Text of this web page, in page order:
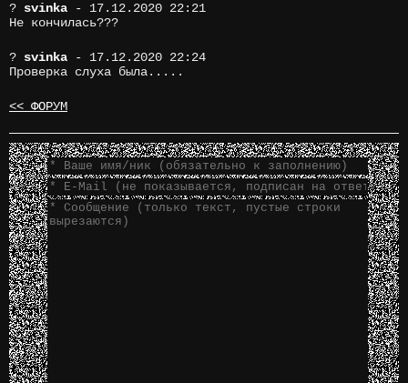
? svinka - 17.12.2020 22:21
Не кончилась???
? svinka - 17.12.2020 22:24
Проверка слуха была.....
<< ФОРУМ